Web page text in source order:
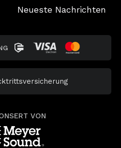
Neueste Nachrichten
VON